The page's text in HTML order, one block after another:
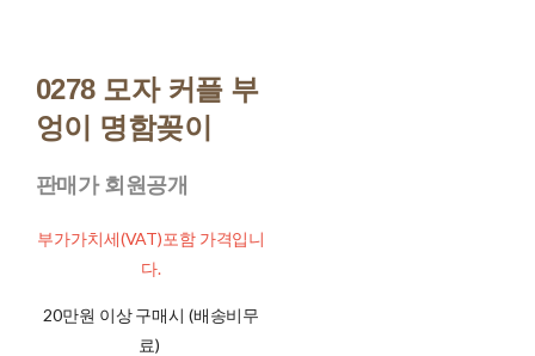
0278 모자 커플 부
엉이 명함꽂이
판매가 회원공개
부가가치세(VAT)포함 가격입니
다.
20만원 이상 구매시 (배송비무
료)